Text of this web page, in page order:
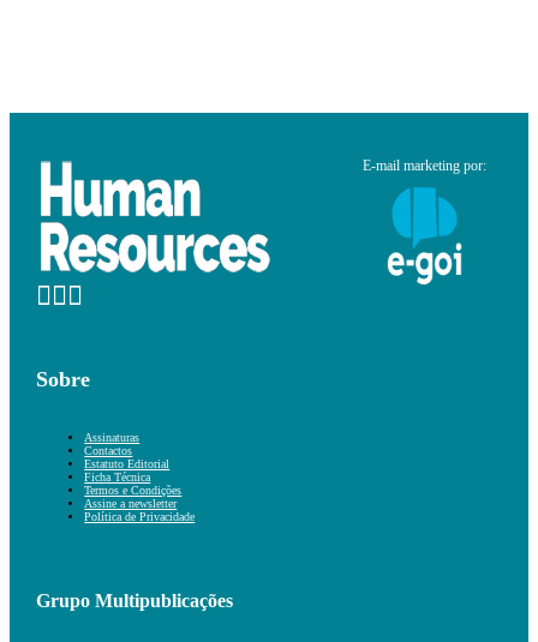
E-mail marketing por:
Sobre
Assinaturas
Contactos
Estatuto Editorial
Ficha Técnica
Termos e Condições
Assine a newsletter
Política de Privacidade
Grupo Multipublicações